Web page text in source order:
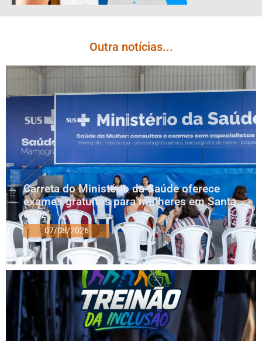
Outra notícias...
Carreta do Ministério da Saúde oferece
exames gratuitos para mulheres em Santa
Cruz
07/08/2026